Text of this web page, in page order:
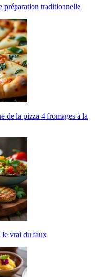
préparation traditionnelle
de la pizza 4 fromages à la
le vrai du faux